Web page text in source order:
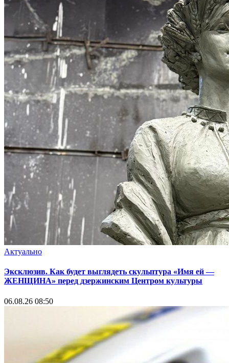
Актуально
Эксклюзив. Как будет выглядеть скульптура «Имя ей —
ЖЕНЩИНА» перед дзержинским Центром культуры
06.08.26 08:50